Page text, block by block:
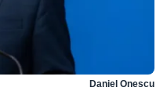
Daniel Onescu